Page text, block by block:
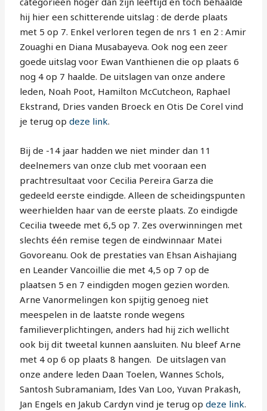
hij hier een schitterende uitslag : de derde plaats
met 5 op 7. Enkel verloren tegen de nrs 1 en 2 : Amir
Zouaghi en Diana Musabayeva. Ook nog een zeer
goede uitslag voor Ewan Vanthienen die op plaats 6
nog 4 op 7 haalde. De uitslagen van onze andere
leden, Noah Poot, Hamilton McCutcheon, Raphael
Ekstrand, Dries vanden Broeck en Otis De Corel vind
je terug opdeze link.
Bij de -14 jaar hadden we niet minder dan 11
deelnemers van onze club met vooraan een
prachtresultaat voor Cecilia Pereira Garza die
gedeeld eerste eindigde. Alleen de scheidingspunten
weerhielden haar van de eerste plaats. Zo eindigde
Cecilia tweede met 6,5 op 7. Zes overwinningen met
slechts één remise tegen de eindwinnaar Matei
Govoreanu. Ook de prestaties van Ehsan Aishajiang
en Leander Vancoillie die met 4,5 op 7 op de
plaatsen 5 en 7 eindigden mogen gezien worden.
Arne Vanormelingen kon spijtig genoeg niet
meespelen in de laatste ronde wegens
familieverplichtingen, anders had hij zich wellicht
ook bij dit tweetal kunnen aansluiten. Nu bleef Arne
met 4 op 6 op plaats 8 hangen. De uitslagen van
onze andere leden Daan Toelen, Wannes Schols,
Santosh Subramaniam, Ides Van Loo, Yuvan Prakash,
Jan Engels en Jakub Cardyn vind je terug opdeze link.